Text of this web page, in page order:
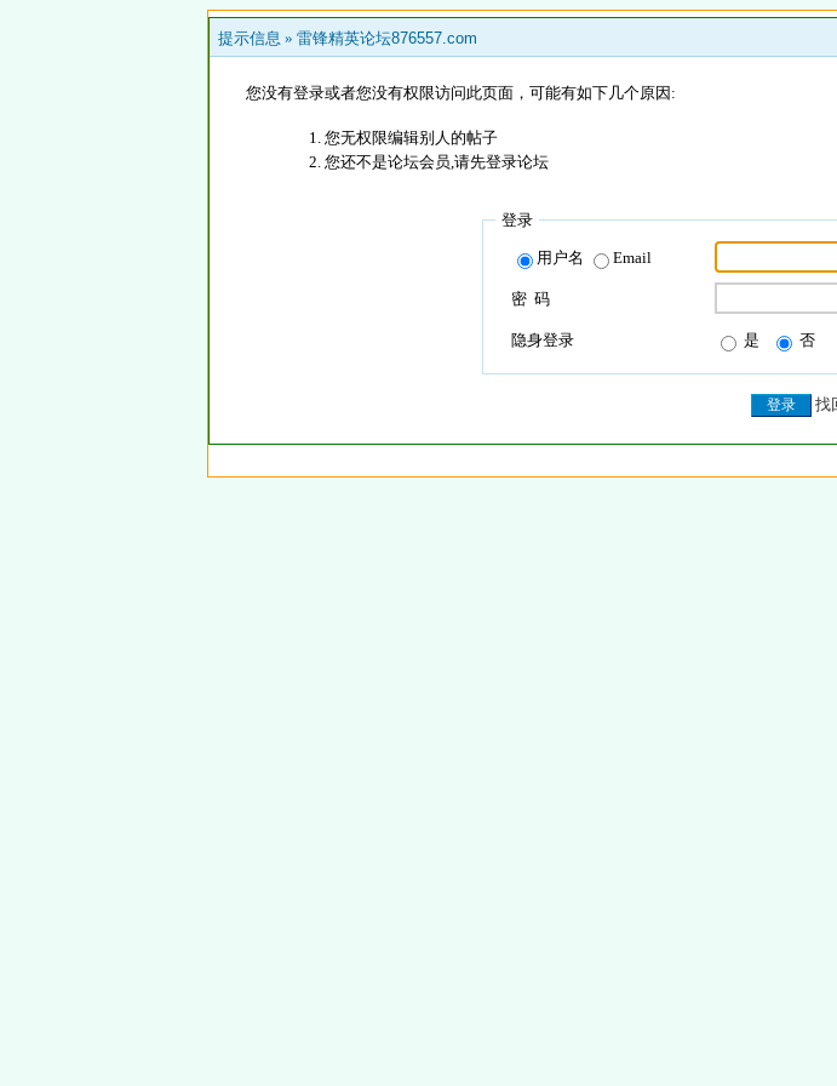
提示信息 » 雷锋精英论坛876557.com
您没有登录或者您没有权限访问此页面，可能有如下几个原因:
您无权限编辑别人的帖子
您还不是论坛会员,请先登录论坛
登录
用户名 Email
密 码
隐身登录 是 否
找